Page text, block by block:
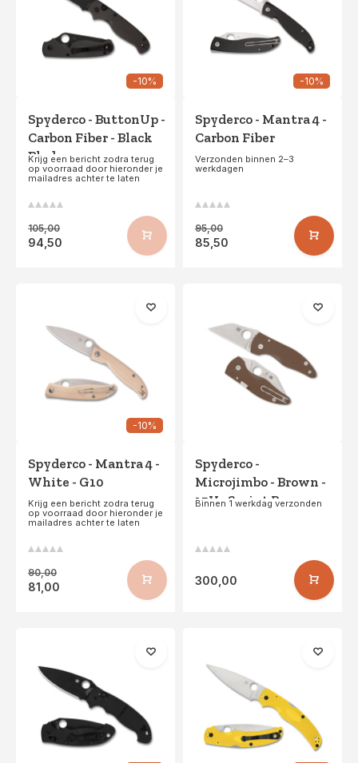
-10%
Spyderco - ButtonUp -
Carbon Fiber - Black
Blade
Krijg een bericht zodra terug
op voorraad door hieronder je
mailadres achter te laten
105,00
94,50
-10%
Spyderco - Mantra 4 -
Carbon Fiber
Verzonden binnen 2–3
werkdagen
95,00
85,50
-10%
Spyderco - Mantra 4 -
White - G10
Krijg een bericht zodra terug
op voorraad door hieronder je
mailadres achter te laten
90,00
81,00
Spyderco -
Microjimbo - Brown -
15V - Sprint Run
Binnen 1 werkdag verzonden
300,00